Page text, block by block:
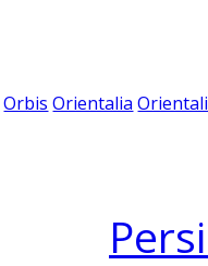
Orbis Orientalia